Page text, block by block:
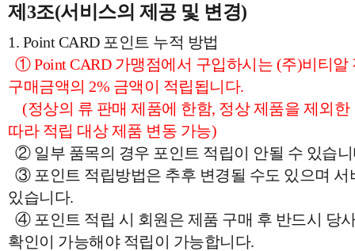
제3조(서비스의 제공 및 변경)
1. Point CARD 포인트 누적 방법
① Point CARD 가맹점에서 구입하시는 (주)비티
구매금액의 2% 금액이 적립됩니다.
(정상의 류 판매 제품에 한함, 정상 제품을 제외
따라 적립 대상 제품 변동 가능)
② 일부 품목의 경우 포인트 적립이 안될 수 있습
③ 포인트 적립방법은 추후 변경될 수도 있으며
있습니다.
④ 포인트 적립 시 회원은 제품 구매 후 반드시 당
확인이 가능해야 적립이 가능합니다.